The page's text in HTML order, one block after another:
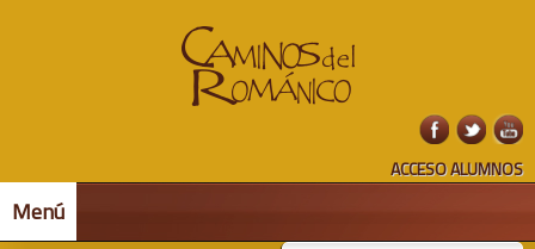
ACCESO ALUMNOS
Menú